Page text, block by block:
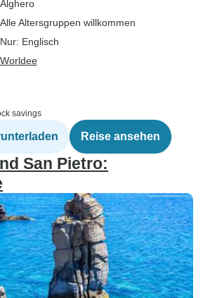
Alghero
Alle Altersgruppen willkommen
Nur: Englisch
Worldee
savings
Reise ansehen
San Pietro: